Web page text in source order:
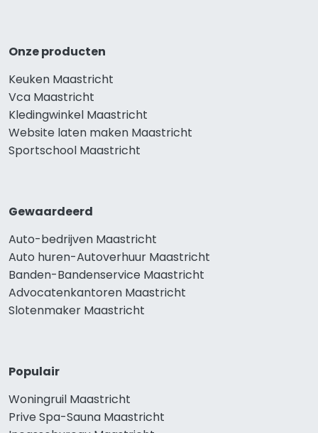
Onze producten
Keuken Maastricht
Vca Maastricht
Kledingwinkel Maastricht
Website laten maken Maastricht
Sportschool Maastricht
Gewaardeerd
Auto-bedrijven Maastricht
Auto huren-Autoverhuur Maastricht
Banden-Bandenservice Maastricht
Advocatenkantoren Maastricht
Slotenmaker Maastricht
Populair
Woningruil Maastricht
Prive Spa-Sauna Maastricht